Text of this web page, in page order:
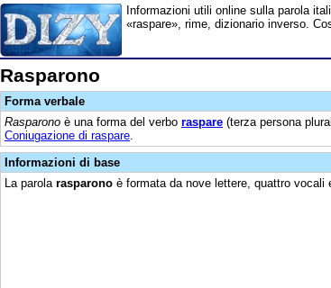
Informazioni utili online sulla parola
«raspare», rime, dizionario inverso.
Rasparono
Forma verbale
Rasparono è una forma del verbo raspare (terza persona
Coniugazione di raspare
Informazioni di base
La parola rasparono è formata da nove lettere, quattro vocali